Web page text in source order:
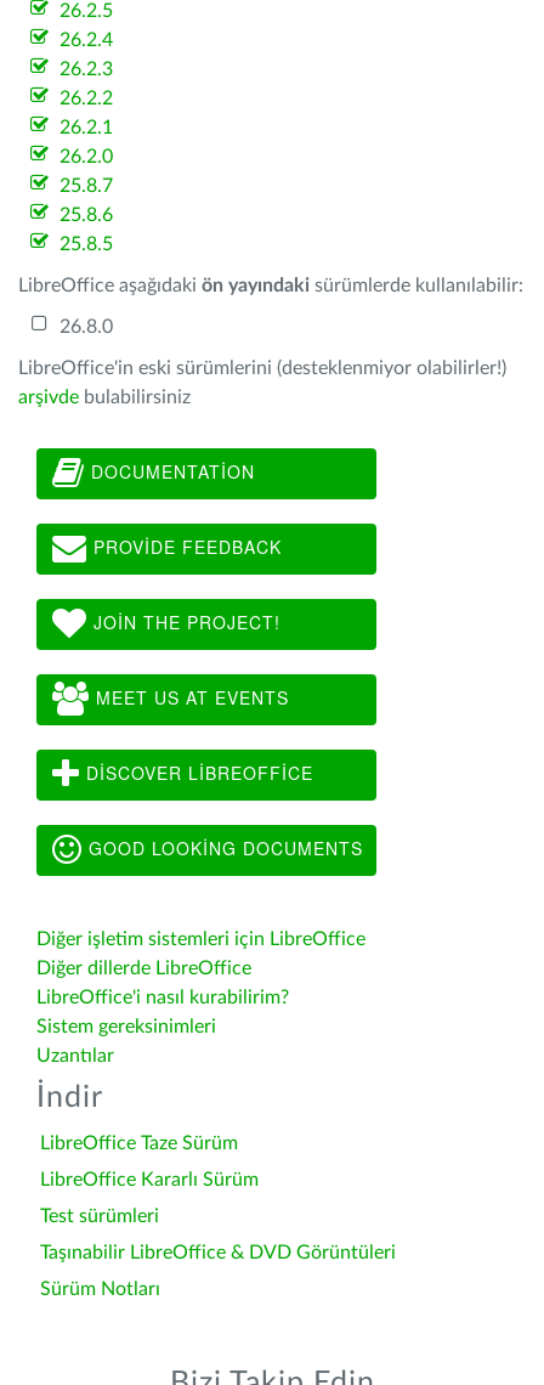
26.2.5
26.2.4
26.2.3
26.2.2
26.2.1
26.2.0
25.8.7
25.8.6
25.8.5
LibreOffice aşağıdaki ön yayındaki sürümlerde kullanılabilir:
26.8.0
LibreOffice'in eski sürümlerini (desteklenmiyor olabilirler!)
arşivde bulabilirsiniz
DOCUMENTATION
PROVIDE FEEDBACK
JOIN THE PROJECT!
MEET US AT EVENTS
DISCOVER LIBREOFFICE
GOOD LOOKING DOCUMENTS
Diğer işletim sistemleri için LibreOffice
Diğer dillerde LibreOffice
LibreOffice'i nasıl kurabilirim?
Sistem gereksinimleri
Uzantılar
İndir
LibreOffice Taze Sürüm
LibreOffice Kararlı Sürüm
Test sürümleri
Taşınabilir LibreOffice & DVD Görüntüleri
Sürüm Notları